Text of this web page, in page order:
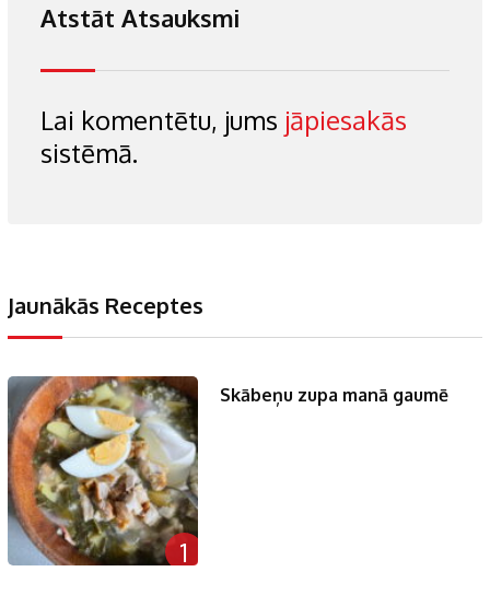
Atstāt Atsauksmi
Lai komentētu, jums jāpiesakās
sistēmā.
Jaunākās Receptes
1
Skābeņu zupa manā gaumē